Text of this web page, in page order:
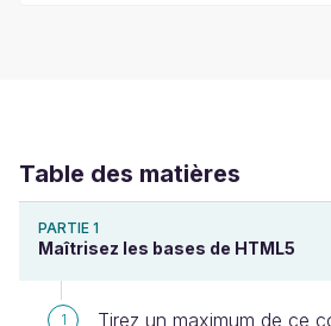
Table des matières
PARTIE 1
Maîtrisez les bases de HTML5
1 Tirez un maximum de ce